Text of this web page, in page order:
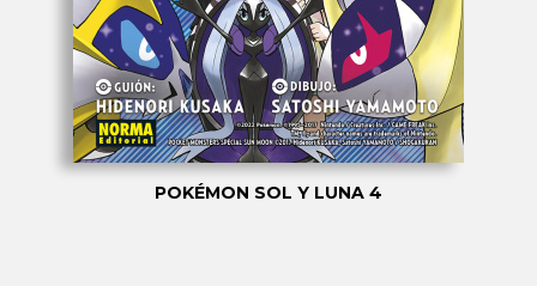
POKÉMON SOL Y LUNA 4